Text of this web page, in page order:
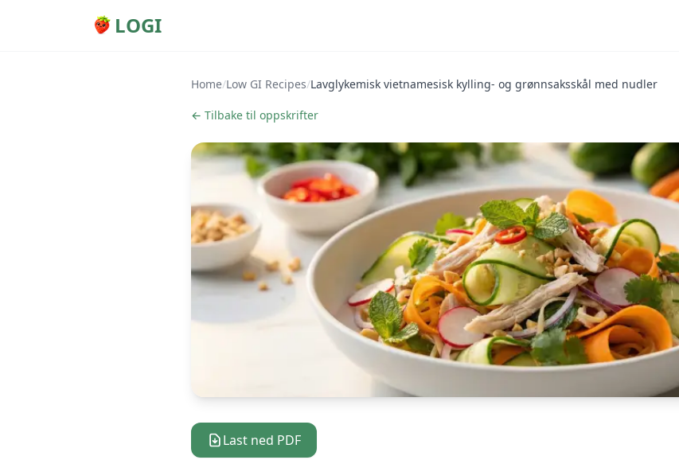
LOGI
Home/Low GI Recipes/Lavglykemisk vietnamesisk kylling- og grønnsaksskål med nudler
← Tilbake til oppskrifter
Last ned PDF